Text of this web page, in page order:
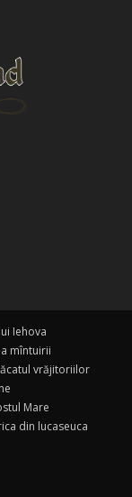
Iehova
mîntuirii
vrăjitoriilor
Mare
din lucaseuca